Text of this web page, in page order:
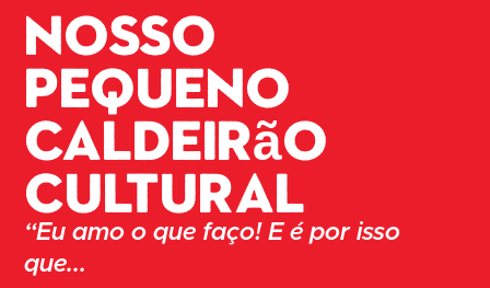
Nosso
pequeno
caldeirão
cultural
“Eu amo o que faço! E é por isso
que...